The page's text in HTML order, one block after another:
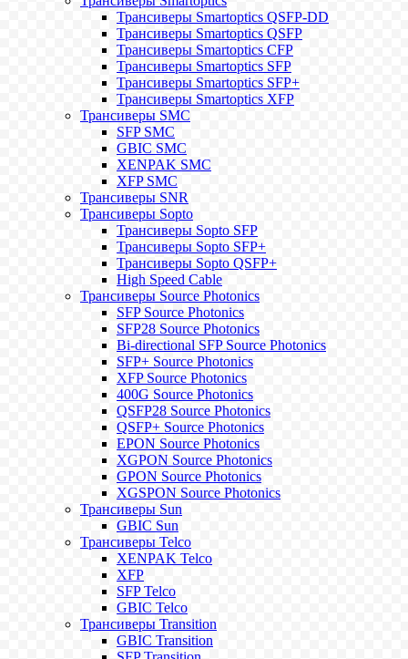
Трансиверы Smartoptics QSFP-DD
Трансиверы Smartoptics QSFP
Трансиверы Smartoptics CFP
Трансиверы Smartoptics SFP
Трансиверы Smartoptics SFP+
Трансиверы Smartoptics XFP
Трансиверы SMC
SFP SMC
GBIC SMC
XENPAK SMC
XFP SMC
Трансиверы SNR
Трансиверы Sopto
Трансиверы Sopto SFP
Трансиверы Sopto SFP+
Трансиверы Sopto QSFP+
High Speed Cable
Трансиверы Source Photonics
SFP Source Photonics
SFP28 Source Photonics
Bi-directional SFP Source Photonics
SFP+ Source Photonics
XFP Source Photonics
400G Source Photonics
QSFP28 Source Photonics
QSFP+ Source Photonics
EPON Source Photonics
XGPON Source Photonics
GPON Source Photonics
XGSPON Source Photonics
Трансиверы Sun
GBIC Sun
Трансиверы Telco
XENPAK Telco
XFP
SFP Telco
GBIC Telco
Трансиверы Transition
GBIC Transition